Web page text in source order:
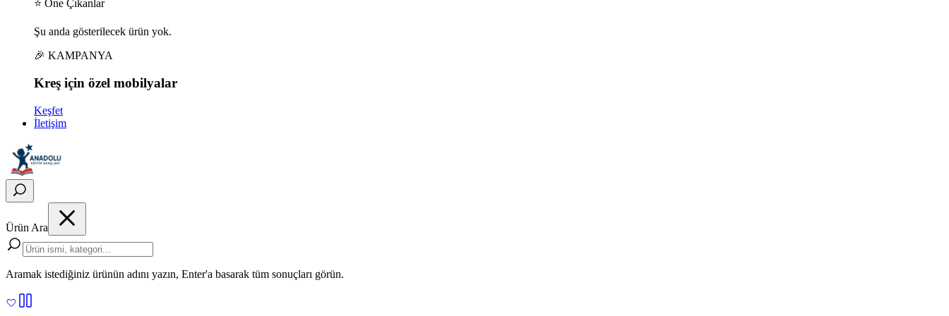
⭐ Öne Çıkanlar
Şu anda gösterilecek ürün yok.
🎉 KAMPANYA
Kreş için özel mobilyalar
Keşfet
İletişim
Ürün Ara
Aramak istediğiniz ürünün adını yazın, Enter'a basarak tüm sonuçları görün.